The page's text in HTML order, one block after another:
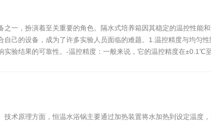
一，扮演着至关重要的角色。隔水式培养箱因其稳定的温控性能
己的设备，成为了许多实验人员面临的难题。1.温控精度与均匀
实验结果的可靠性。-温控精度：一般来说，它的温控精度在±0.1℃
术原理方面，恒温水浴锅主要通过加热装置将水加热到设定温度